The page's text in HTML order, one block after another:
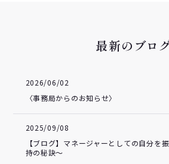
最新のブロ
2026/06/02
〈事務局からのお知らせ〉
2025/09/08
【ブログ】マネージャーとしての自分を
持の秘訣～